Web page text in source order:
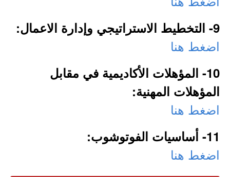
9- التخطيط الاستراتيجي وإدارة الاعمال:
اضغط هنا
10- المؤهلات الأكاديمية في مقابل
المؤهلات المهنية:
اضغط هنا
11- أساسيات الفوتوشوب:
اضغط هنا